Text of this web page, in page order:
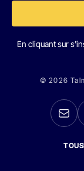
En cliquant sur
© 2026